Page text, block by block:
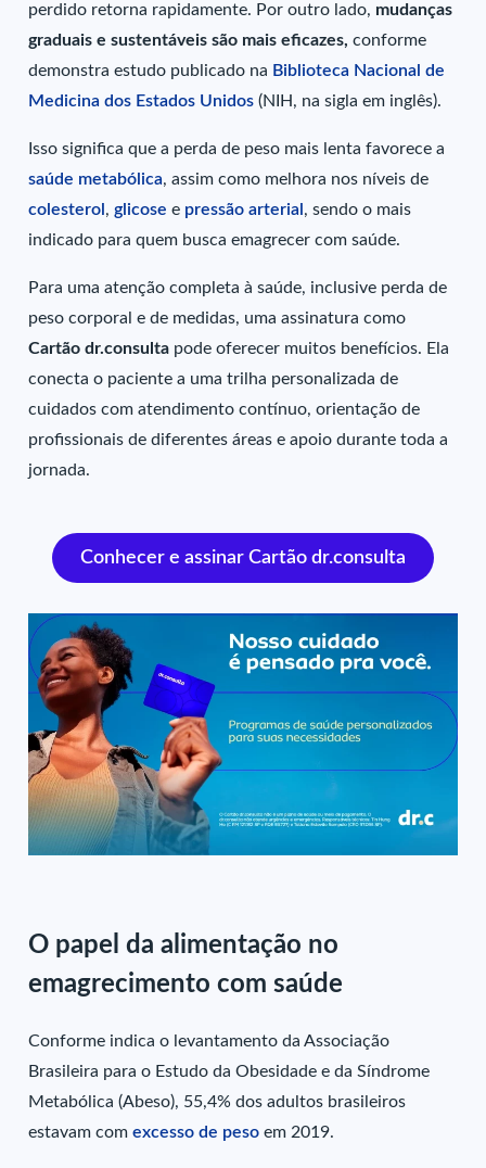
perdido retorna rapidamente. Por outro lado, mudanças
graduais e sustentáveis são mais eficazes,conforme
demonstra estudo publicado na Biblioteca Nacional de
Medicina dos Estados Unidos (NIH, na sigla em inglês).
Isso significa que a perda de peso mais lenta favorece a
saúde metabólica, assim como melhora nos níveis de
colesterol ,glicose e pressão arterial , sendo o mais
indicado para quem busca emagrecer com saúde.
Para uma atenção completa à saúde, inclusive perda de
peso corporal e de medidas, uma assinatura como
Cartão dr.consulta pode oferecer muitos benefícios. Ela
conecta o paciente a uma trilha personalizada de
cuidados com atendimento contínuo, orientação de
profissionais de diferentes áreas e apoio durante toda a
jornada.
Conhecer e assinar Cartão dr.consulta
O papel da alimentação no
emagrecimento com saúde
Conforme indica o levantamento da Associação
Brasileira para o Estudo da Obesidade e da Síndrome
Metabólica (Abeso), 55,4% dos adultos brasileiros
estavam comexcesso de peso em 2019.